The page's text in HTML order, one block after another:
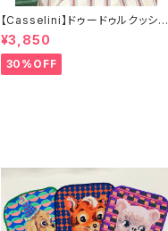
【Casselini】ドゥードゥルクッショ
ンカバー
¥3,850
30%OFF